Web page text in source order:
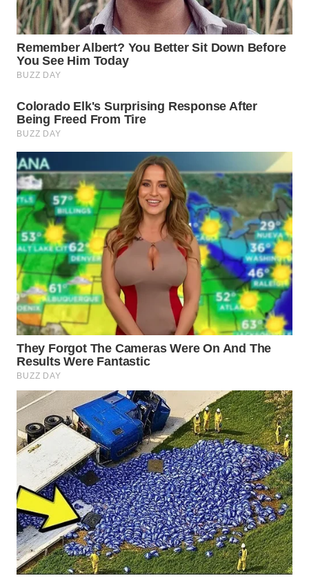
WN
MANDALIKA
WN
LIKUPANG
WN
LABUANBAJO
WN
BORNEO
Wahana
Media
Group
WAHANA
NEWS
WAHANA
TANI
WAHANA
ADVOKAT
WAHANA
INFRASTRUKTUR
WAHANA
KONSUMEN
WAHANA
LISTRIK
WAHANA